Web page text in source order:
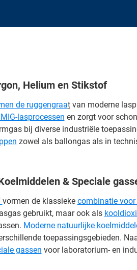
Helium en Stikstof
de ruggengraatvan moderne
lasprocessen en zorgt voor
bij diverse industriële
zowel als ballongas als in
& Speciale
vormen de klassieke combinatie
gebruikt, maar ook als
Moderne natuurlijke
toepassingsgebieden.
gassen voor laboratorium- en